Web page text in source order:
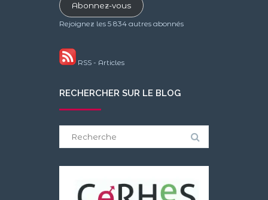
mailAbonnez-vous
Rejoignez les 5 834 autres abonnés
RSS - Articles
RECHERCHER SUR LE BLOG